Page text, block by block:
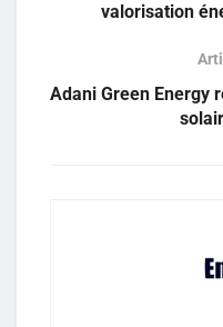
valorisation
Adani Green Energy